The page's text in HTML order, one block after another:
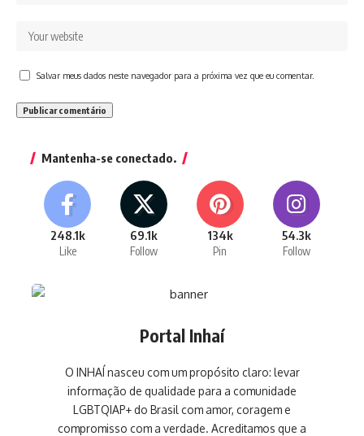
Salvar meus dados neste navegador para a próxima vez que eu comentar.
Mantenha-se conectado.
248.1k
Like
69.1k
Follow
134k
Pin
54.3k
Follow
Portal Inhaí
O INHAÍ nasceu com um propósito claro: levar
informação de qualidade para a comunidade
LGBTQIAP+ do Brasil com amor, coragem e
compromisso com a verdade. Acreditamos que a